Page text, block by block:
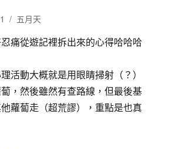
痛從遊記裡拆出來的心得哈哈哈
活動大概就是用眼睛掃射（？）
，然後雖然有查路線，但最後基
蘿蔔走（超荒謬），重點是也真
分
五月天